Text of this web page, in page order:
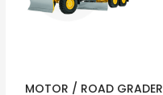
MOTOR / ROAD GRADER